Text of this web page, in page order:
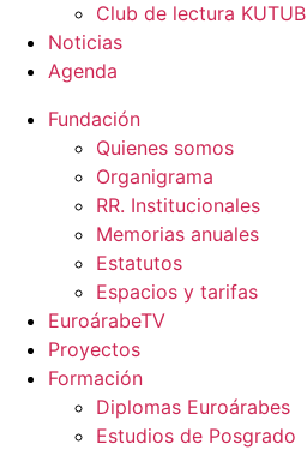
Club de lectura KUTUB
Noticias
Agenda
Fundación
Quienes somos
Organigrama
RR. Institucionales
Memorias anuales
Estatutos
Espacios y tarifas
EuroárabeTV
Proyectos
Formación
Diplomas Euroárabes
Estudios de Posgrado